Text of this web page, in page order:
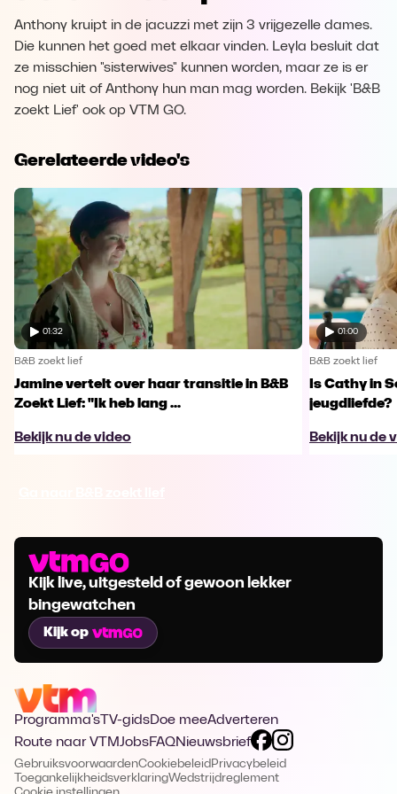
Anthony kruipt in de jacuzzi met zijn 3 vrijgezelle dames.
Die kunnen het goed met elkaar vinden. Leyla besluit dat
ze misschien "sisterwives" kunnen worden, maar ze is er
nog niet uit of Anthony hun man mag worden. Bekijk 'B&B
zoekt Lief' ook op VTM GO.
Gerelateerde video's
01:32
B&B zoekt lief
Jamine vertelt over haar transitie in B&B
Zoekt Lief: "Ik heb lang ...
Bekijk nu de video
01:00
B&B zoekt lief
Is Cathy in
jeugdliefde?
Bekijk nu de
Kijk live, uitgesteld of gewoon lekker
bingewatchen
Kijk op
Programma's TV-gidsDoe meeAdverteren
Route naar VTMJobsFAQNieuwsbrief
GebruiksvoorwaardenCookiebeleid Privacybeleid
ToegankelijkheidsverklaringWedstrijdreglement